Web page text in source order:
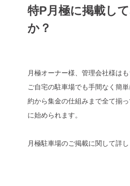
特P月極に掲載し
か？
月極オーナー様、管理会社様は
ご自宅の駐車場でも手間なく簡
約から集金の仕組みまで全て揃
に始められます。
月極駐車場のご掲載に関して詳